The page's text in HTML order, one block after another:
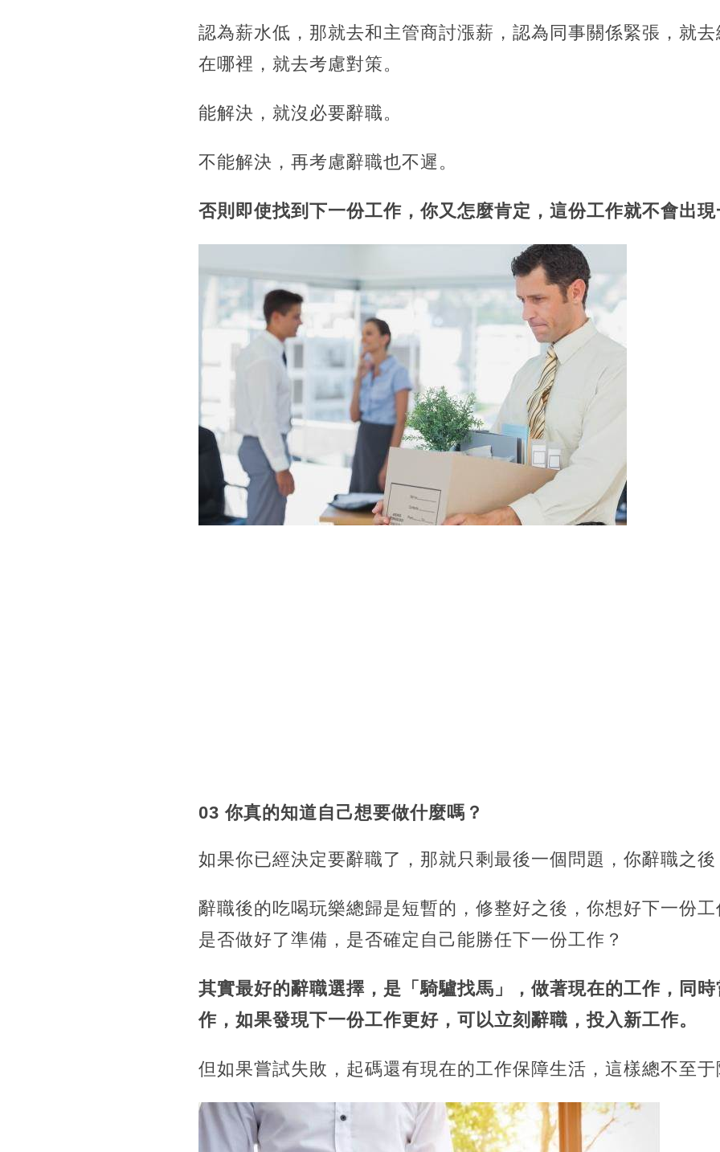
認為薪水低，那就去和主管商討漲薪，認為同事關係緊張，就
在哪裡，就去考慮對策。
能解決，就沒必要辭職。
不能解決，再考慮辭職也不遲。
否則即使找到下一份工作，你又怎麼肯定，這份工作就不會出現
03 你真的知道自己想要做什麼嗎？
如果你已經決定要辭職了，那就只剩最後一個問題，你辭職之後
辭職後的吃喝玩樂總歸是短暫的，修整好之後，你想好下一份
是否做好了準備，是否確定自己能勝任下一份工作？
其實最好的辭職選擇，是「騎驢找馬」，做著現在的工作，同
作，如果發現下一份工作更好，可以立刻辭職，投入新工作。
但如果嘗試失敗，起碼還有現在的工作保障生活，這樣總不至于